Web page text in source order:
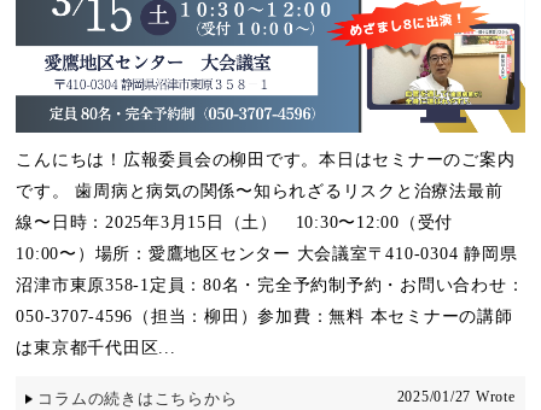
こんにちは！広報委員会の柳田です。本日はセミナーのご案内
です。 歯周病と病気の関係〜知られざるリスクと治療法最前
線〜日時：2025年3月15日（土） 10:30〜12:00（受付
10:00〜）場所：愛鷹地区センター 大会議室〒410-0304 静岡県
沼津市東原358-1定員：80名・完全予約制予約・お問い合わせ：
050-3707-4596（担当：柳田）参加費：無料 本セミナーの講師
は東京都千代田区...
コラムの続きはこちらから 2025/01/27 Wrote